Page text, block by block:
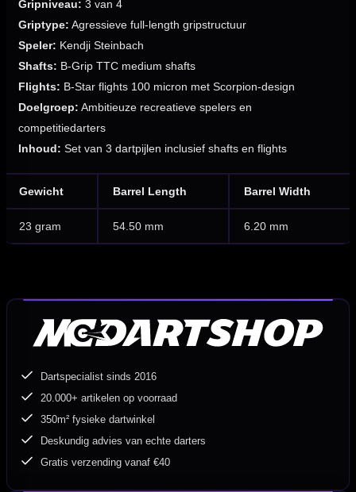
Gripniveau: 3 van 4
Griptype: Agressieve full-length gripstructuur
Speler: Kendji Steinbach
Shafts: B-Grip TTC medium shafts
Flights: B-Star flights 100 micron met Scorpion-design
Doelgroep: Ambitieuze recreatieve spelers en
competitiedarters
Inhoud: Set van 3 dartpijlen inclusief shafts en flights
Gewicht Barrel Length Barrel Width
23 gram 54.50 mm 6.20 mm
Dartspecialist sinds 2016
20.000+ artikelen op voorraad
350m² fysieke dartwinkel
Deskundig advies van echte darters
Gratis verzending vanaf €40